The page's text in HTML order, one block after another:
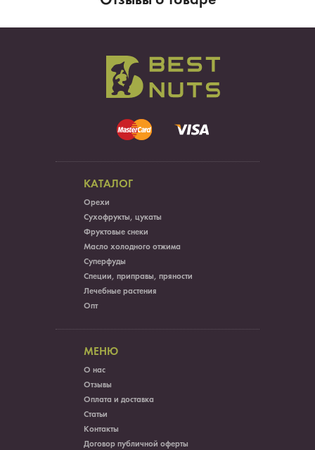
КАТАЛОГ
Орехи
Сухофрукты, цукаты
Фруктовые снеки
Масло холодного отжима
Суперфуды
Специи, приправы, пряности
Лечебные растения
Опт
МЕНЮ
О нас
Отзывы
Оплата и доставка
Статьи
Контакты
Договор публичной оферты